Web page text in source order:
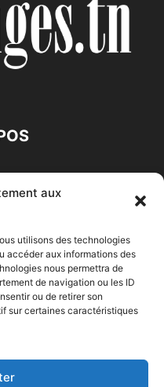
aux
utilisons des technologies
accéder aux informations des
nous permettra de
de navigation ou les ID
ou de retirer son
sur certaines caractéristiques
Entrepreneur